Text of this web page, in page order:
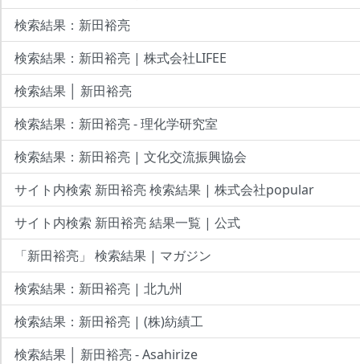
検索結果：新田裕亮
検索結果：新田裕亮 | 株式会社LIFEE
検索結果 │ 新田裕亮
検索結果：新田裕亮 - 理化学研究室
検索結果：新田裕亮 | 文化交流振興協会
サイト内検索 新田裕亮 検索結果 | 株式会社popular
サイト内検索 新田裕亮 結果一覧 | 公式
「新田裕亮」 検索結果 | マガジン
検索結果：新田裕亮 | 北九州
検索結果：新田裕亮 | (株)紡績工
検索結果 │ 新田裕亮 - Asahirize